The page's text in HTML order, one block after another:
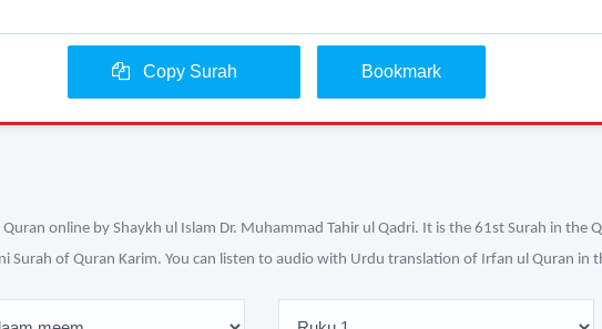
Copy Surah Bookmark
online by Shaykh ul Islam Dr. Muhammad Tahir ul Qadri. It is the 61st Surah in the
Surah of Quran Karim. You can listen to audio with Urdu translation of Irfan ul Quran in